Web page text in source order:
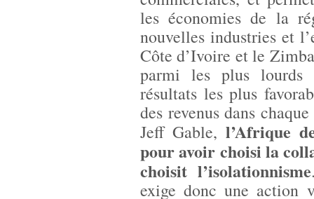
les économies de la
nouvelles industries et
Côte d’Ivoire et le
parmi les plus lourds
résultats les plus
des revenus dans
Jeff Gable,l’Afrique
pour avoir choisi la
choisit l’isolationnisme
exige donc une action